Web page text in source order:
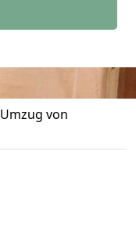
Umzug von